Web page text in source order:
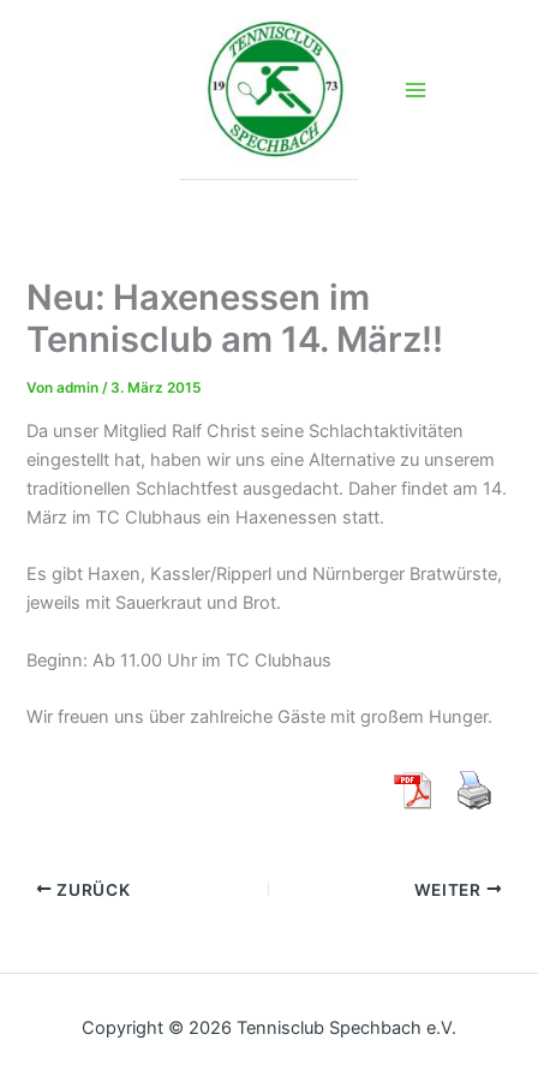
Neu: Haxenessen im
Tennisclub am 14. März!!
Vonadmin/ 3. März 2015
Da unser Mitglied Ralf Christ seine Schlachtaktivitäten
eingestellt hat, haben wir uns eine Alternative zu unserem
traditionellen Schlachtfest ausgedacht. Daher findet am 14.
März im TC ­Clubhaus ein Haxenessen statt.
Es gibt Haxen, Kassler/Ripperl und Nürnberger Bratwürste,
jeweils mit Sauerkraut und Brot.
Beginn: Ab 11.00 Uhr im TC Clubhaus
Wir freuen uns über zahlreiche Gäste mit großem Hunger.
ZURÜCK WEITER
Copyright © 2026 Tennisclub Spechbach e.V.